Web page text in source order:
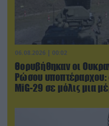
06.08.2026 | 00:02
Θορυβήθηκαν οι
Ρώσου υποπτέραρχου:
MiG-29 σε μόλις μια